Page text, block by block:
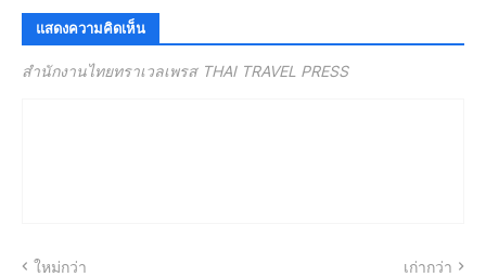
แสดงความคิดเห็น
สำนักงานไทยทราเวลเพรส THAI TRAVEL PRESS
ใหม่กว่า เก่ากว่า